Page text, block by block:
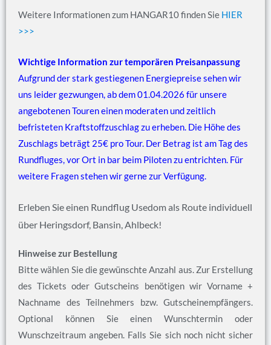
Weitere Informationen zum HANGAR10 finden Sie HIER
>>>
Wichtige Information zur temporären Preisanpassung
Aufgrund der stark gestiegenen Energiepreise sehen wir
uns leider gezwungen, ab dem 01.04.2026 für unsere
angebotenen Touren einen moderaten und zeitlich
befristeten Kraftstoffzuschlag zu erheben. Die Höhe des
Zuschlags beträgt 25€ pro Tour. Der Betrag ist am Tag des
Rundfluges, vor Ort in bar beim Piloten zu entrichten. Für
weitere Fragen stehen wir gerne zur Verfügung.
Erleben Sie einen Rundflug Usedom als Route individuell
über Heringsdorf, Bansin, Ahlbeck!
Hinweise zur Bestellung
Bitte wählen Sie die gewünschte Anzahl aus. Zur Erstellung
des Tickets oder Gutscheins benötigen wir Vorname +
Nachname des Teilnehmers bzw. Gutscheinempfängers.
Optional können Sie einen Wunschtermin oder
Wunschzeitraum angeben. Falls Sie sich noch nicht sicher